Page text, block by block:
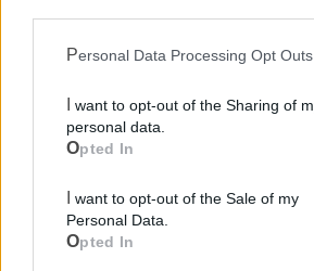
Personal Data Processing Opt Outs
personal data.
Opted In
Personal Data.
Opted In